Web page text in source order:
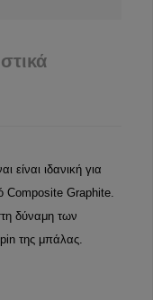
είναι ιδανική για
Composite Graphite.
δύναμη των
της μπάλας.